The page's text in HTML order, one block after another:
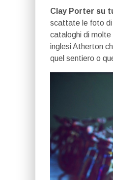
Clay Porter su
scattate le foto di
cataloghi di molte
inglesi Atherton
quel sentiero o